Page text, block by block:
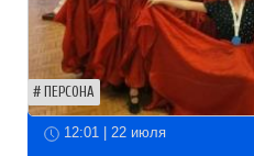
ПЕРСОНА
12:01 | 22 июля